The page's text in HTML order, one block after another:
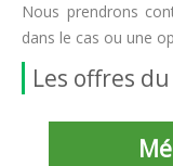
Nous prendrons
dans le cas ou une
Les offres